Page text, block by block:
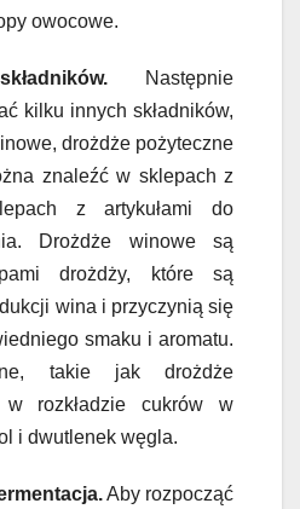
owocowe.
Następnie
kilku innych składników,
drożdże pożyteczne
znaleźć w sklepach z
z artykułami do
Drożdże winowe są
drożdży, które są
wina i przyczynią się
smaku i aromatu.
takie jak drożdże
w rozkładzie cukrów w
i dwutlenek węgla.
Aby rozpocząć